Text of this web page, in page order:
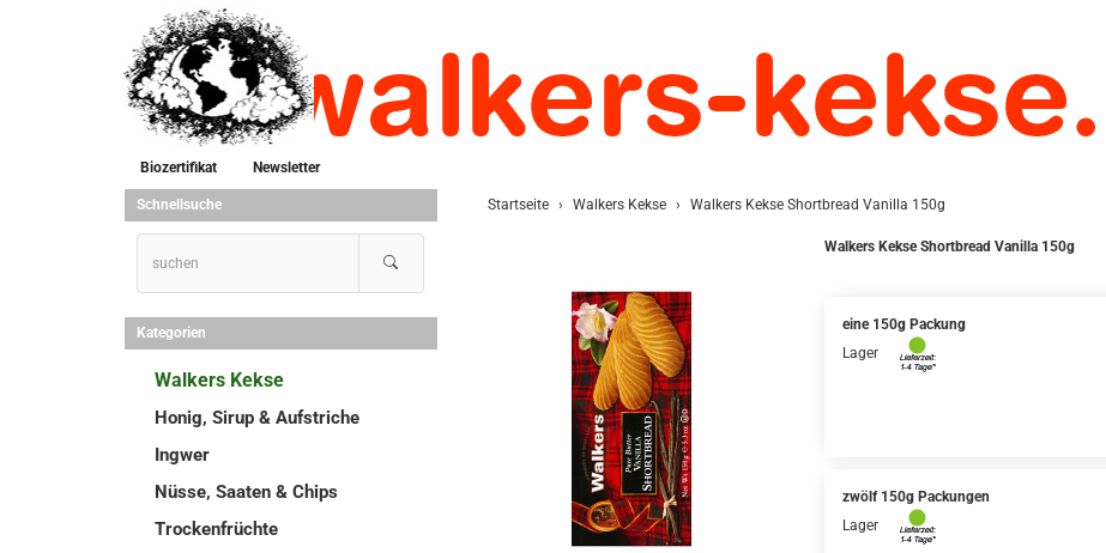
Biozertifikat Newsletter
Startseite Walkers Kekse Walkers Kekse Shortbread Vanilla 150g
Walkers Kekse Shortbread Vanilla 150g
eine 150g Packung
Lager
zwölf 150g Packungen
Lager
Schnellsuche
Kategorien
Walkers Kekse
Honig, Sirup & Aufstriche
Ingwer
Nüsse, Saaten & Chips
Trockenfrüchte